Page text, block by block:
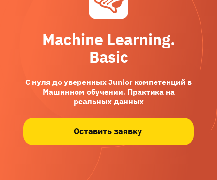
Machine Learning.
Basic
С нуля до уверенных Junior компетенций в
Машинном обучении. Практика на
реальных данных
Оставить заявку